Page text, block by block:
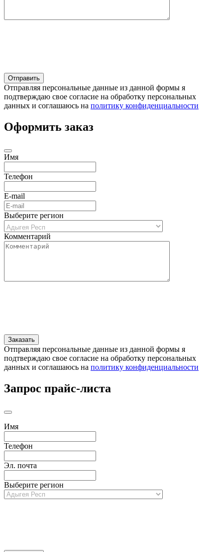
Отправляя персональные данные из данной формы я
подтверждаю свое согласие на обработку персональных
данных и соглашаюсь на политику конфиденциальности
Оформить заказ
Имя
Телефон
E-mail
Выберите регион
Комментарий
Отправляя персональные данные из данной формы я
подтверждаю свое согласие на обработку персональных
данных и соглашаюсь на политику конфиденциальности
Запрос прайс-листа
Имя
Телефон
Эл. почта
Выберите регион